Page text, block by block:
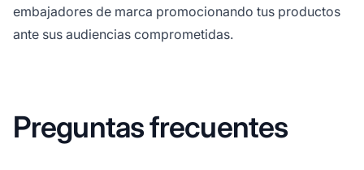
embajadores de marca promocionando tus productos
ante sus audiencias comprometidas.
Preguntas frecuentes